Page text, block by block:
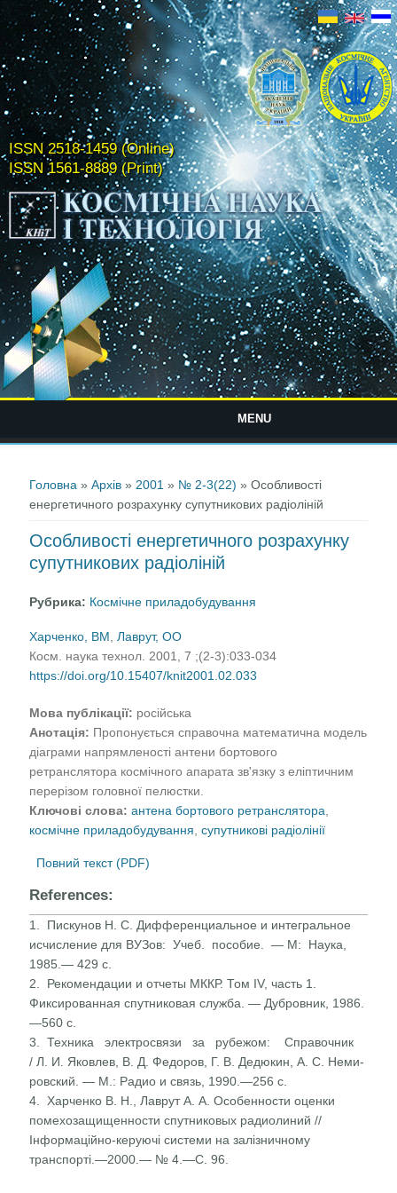
ISSN 2518-1459 (Online)
ISSN 1561-8889 (Print)
MENU
Головна »Архів » 2001 » № 2-3(22) » Особливості
енергетичного розрахунку супутникових радіоліній
Особливості енергетичного розрахунку
супутникових радіоліній
Рубрика: Космічне приладобудування
Харченко, ВМ ,Лаврут, ОО
Косм. наука технол. 2001, 7 ;(2-3):033-034
https://doi.org/10.15407/knit2001.02.033
Мова публікації: російська
Анотація: Пропонується справочна математична модель
діаграми напрямленості антени бортового
ретранслятора космічного апарата зв'язку з еліптичним
перерізом головної пелюстки.
Ключові слова: антена бортового ретранслятора
космічне приладобудування ,супутникові радіолінії
Повний текст (PDF)
References:
1. Пискунов Н. С. Дифференциальное и интегральное
исчис­ление для ВУЗов: Учеб. пособие. — М: Наука,
1985.— 429 с.
2. Рекомендации и отчеты МККР. Том IV, часть 1.
Фиксиро­ванная спутниковая служба. — Дубровник, 1986.
—560 с.
3. Техника электросвязи за рубежом: Справочник
/ Л. И. Яковлев, В. Д. Федоров, Г. В. Дедюкин, А. С. Неми-
ровский. — М.: Радио и связь, 1990.—256 с.
4. Харченко В. Н., Лаврут А. А. Особенности оценки
помехозащищенности спутниковых радиолиний //
Інформаційно-керуючі системи на залізничному
транспорті.—2000.— № 4.—С. 96.